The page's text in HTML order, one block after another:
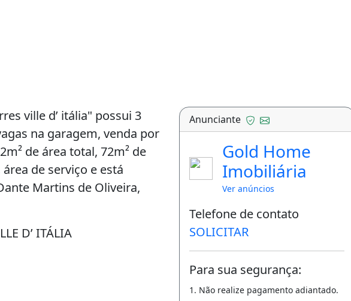
ville d’ itália" possui 3
na garagem, venda por
de área total, 72m² de
de serviço e está
Martins de Oliveira,
D’ ITÁLIA
Anunciante
Gold Home
Imobiliária
Ver anúncios
Telefone de contato
SOLICITAR
Para sua segurança:
1. Não realize pagamento adiantado.